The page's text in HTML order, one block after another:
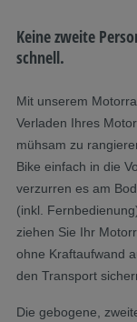
Keine zweite
schnell.
Mit unserem
Verladen Ihres
mühsam zu
Bike einfach in die
verzurren es am
(inkl.
ziehen Sie Ihr
ohne Kraftaufwand
den Transport
Die gebogene,